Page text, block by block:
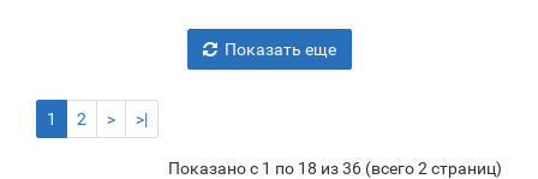
Показать еще
1 2 > >|
Показано с 1 по 18 из 36 (всего 2 страниц)